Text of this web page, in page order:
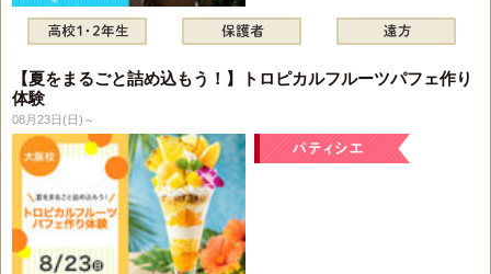
【夏をまるごと詰め込もう！】トロピカルフルーツパフェ作り
体験
08月23日(日)～